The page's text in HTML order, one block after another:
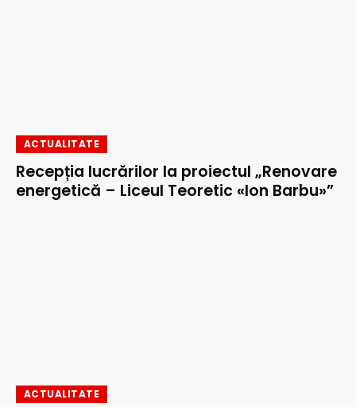
ACTUALITATE
Recepția lucrărilor la proiectul „Renovare
energetică – Liceul Teoretic «Ion Barbu»”
ACTUALITATE